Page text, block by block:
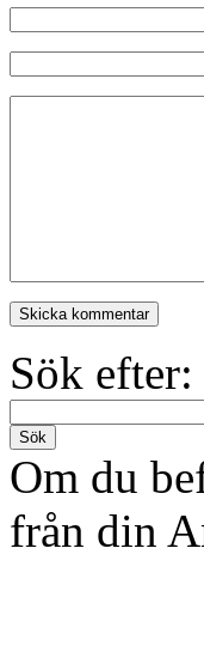
Skicka kommentar
Sök efter:
Sök
Om du
från din